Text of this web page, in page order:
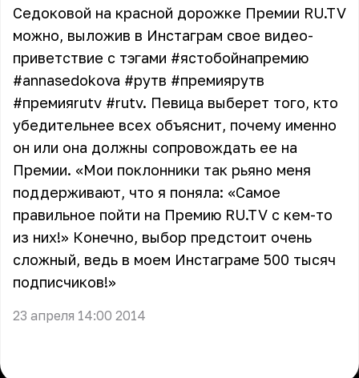
Седоковой на красной дорожке Премии RU.TV
можно, выложив в Инстаграм свое видео-
приветствие с тэгами #ястобойнапремию
#annasedokova #рутв #премиярутв
#премияrutv #rutv. Певица выберет того, кто
убедительнее всех объяснит, почему именно
он или она должны сопровождать ее на
Премии. «Мои поклонники так рьяно меня
поддерживают, что я поняла: «Самое
правильное пойти на Премию RU.TV с кем-то
из них!» Конечно, выбор предстоит очень
сложный, ведь в моем Инстаграме 500 тысяч
подписчиков!»
23 апреля 14:00 2014